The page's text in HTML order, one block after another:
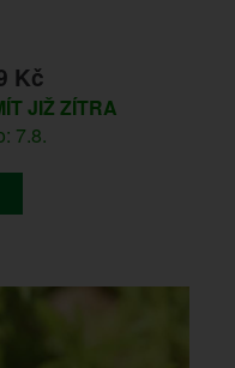
Kč
JIŽ ZÍTRA
7.8.